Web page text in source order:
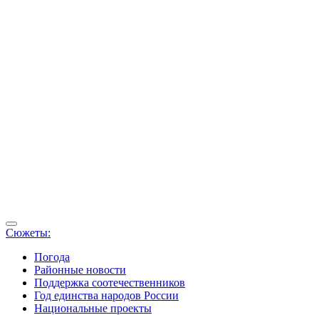
Сюжеты:
Погода
Районные новости
Поддержка соотечественников
Год единства народов России
Национальные проекты